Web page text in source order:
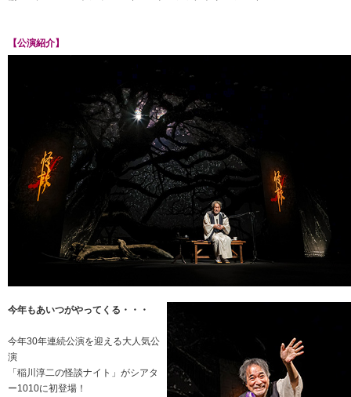
【公演紹介】
今年もあいつがやってくる・・・
今年30年連続公演を迎える大人気公
演
「稲川淳二の怪談ナイト」がシアタ
ー1010に初登場！